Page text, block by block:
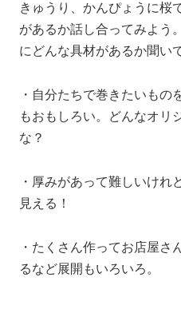
きゅうり、かんぴょうに
があるか話し合ってみよう
にどんな具材があるか聞い
・自分たちで巻きたいもの
もおもしろい。どんなオリ
な？
・厚みがあって難しいけれ
見える！
・たくさん作ってお店屋さ
るなど展開もいろいろ。